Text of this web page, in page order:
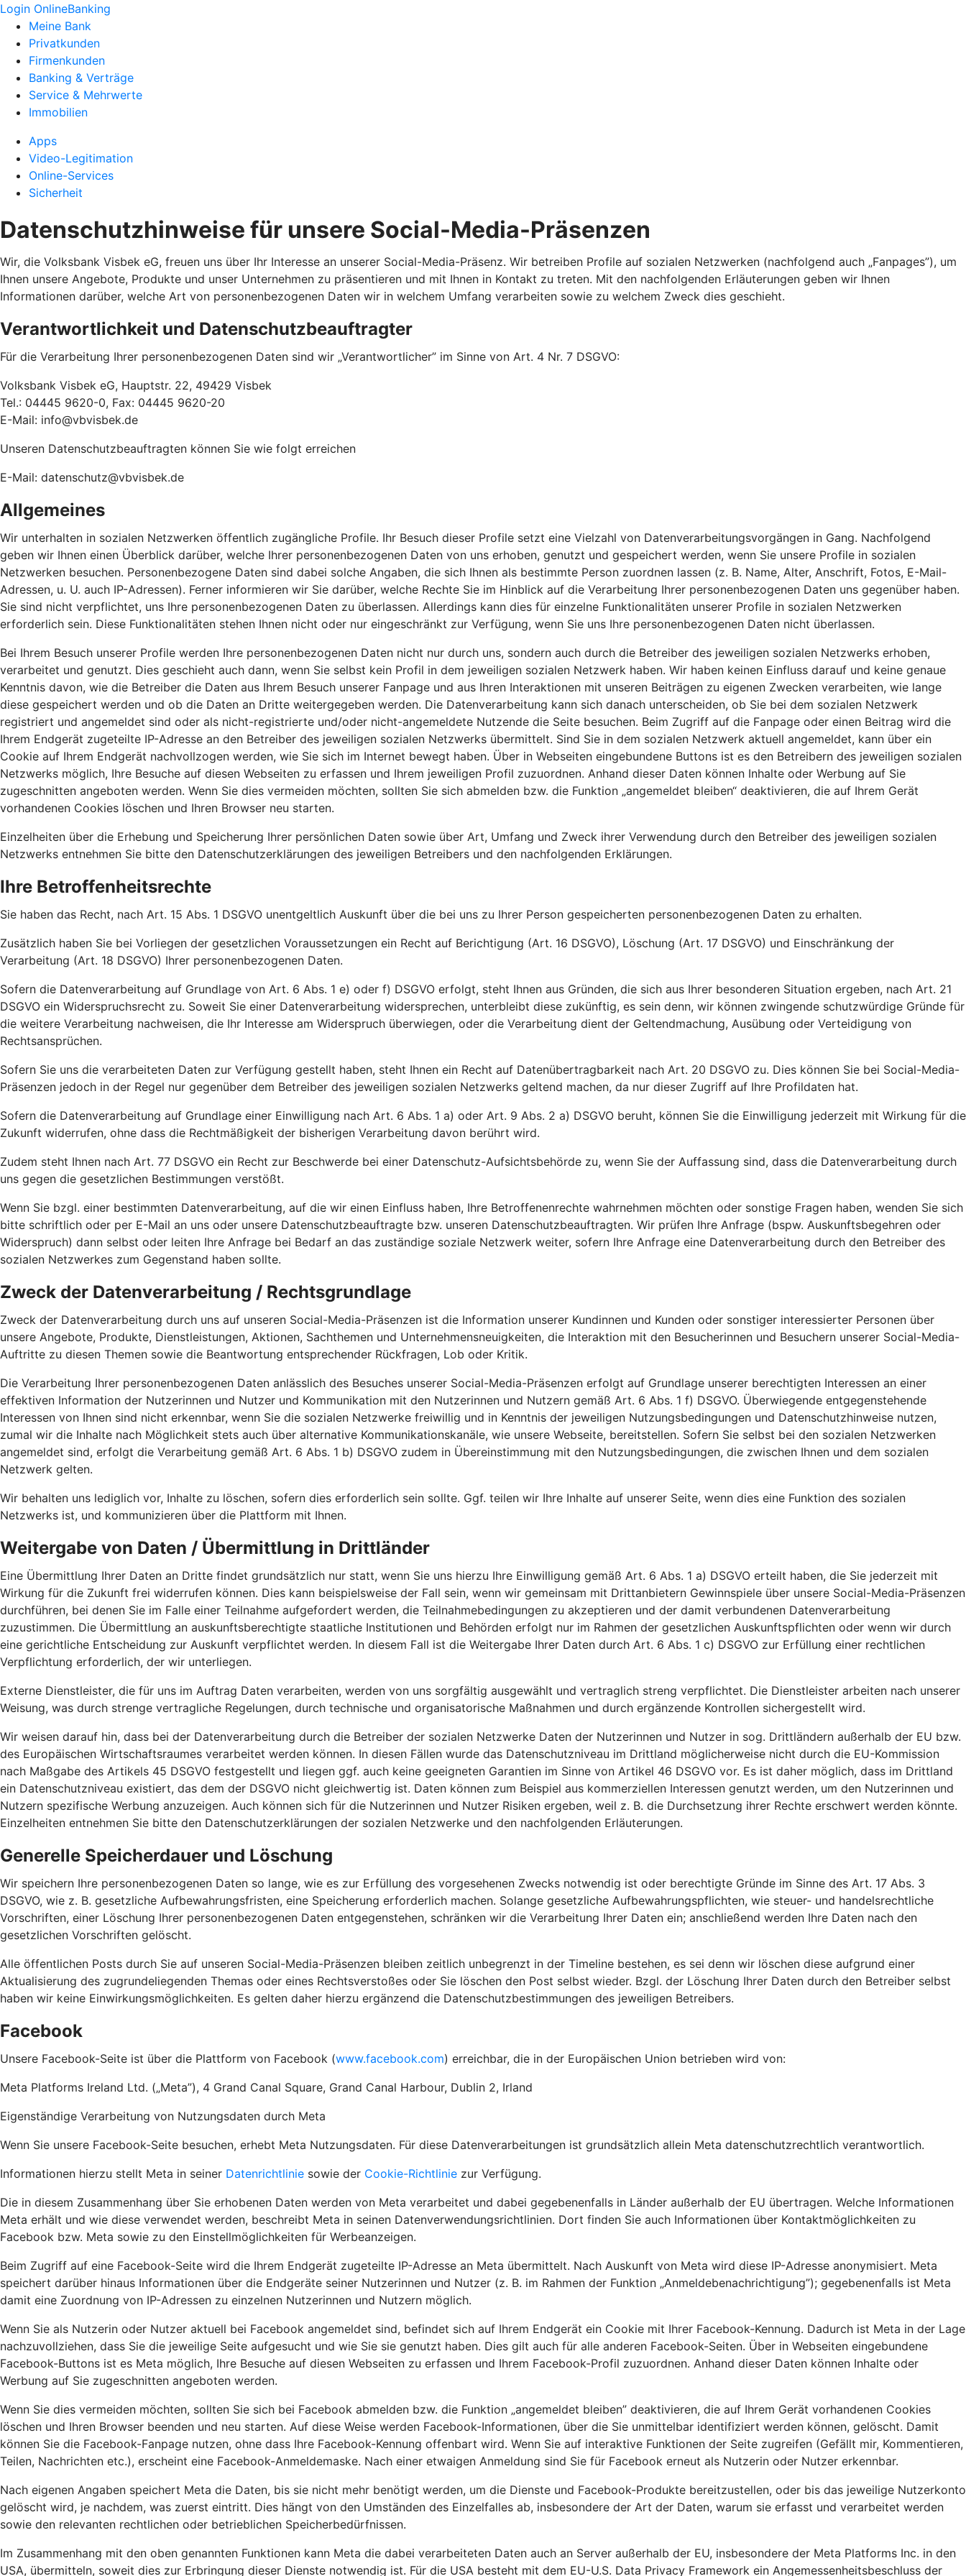
Login OnlineBanking
Meine Bank
Privatkunden
Firmenkunden
Banking & Verträge
Service & Mehrwerte
Immobilien
Apps
Video-Legitimation
Online-Services
Sicherheit
Datenschutzhinweise für unsere Social-Media-Präsenzen
Wir, die Volksbank Visbek eG, freuen uns über Ihr Interesse an unserer Social-Media-Präsenz. Wir betreiben Profile auf sozialen Netzwerken (nachfolgend auch „Fanpages”), um
Ihnen unsere Angebote, Produkte und unser Unternehmen zu präsentieren und mit Ihnen in Kontakt zu treten. Mit den nachfolgenden Erläuterungen geben wir Ihnen
Informationen darüber, welche Art von personenbezogenen Daten wir in welchem Umfang verarbeiten sowie zu welchem Zweck dies geschieht.
Verantwortlichkeit und Datenschutzbeauftragter
Für die Verarbeitung Ihrer personenbezogenen Daten sind wir „Verantwortlicher” im Sinne von Art. 4 Nr. 7 DSGVO:
Volksbank Visbek eG, Hauptstr. 22, 49429 Visbek
Tel.: 04445 9620-0, Fax: 04445 9620-20
E-Mail: info@vbvisbek.de
Unseren Datenschutzbeauftragten können Sie wie folgt erreichen
E-Mail: datenschutz@vbvisbek.de
Allgemeines
Wir unterhalten in sozialen Netzwerken öffentlich zugängliche Profile. Ihr Besuch dieser Profile setzt eine Vielzahl von Datenverarbeitungsvorgängen in Gang. Nachfolgend
geben wir Ihnen einen Überblick darüber, welche Ihrer personenbezogenen Daten von uns erhoben, genutzt und gespeichert werden, wenn Sie unsere Profile in sozialen
Netzwerken besuchen. Personenbezogene Daten sind dabei solche Angaben, die sich Ihnen als bestimmte Person zuordnen lassen (z. B. Name, Alter, Anschrift, Fotos, E-Mail-
Adressen, u. U. auch IP-Adressen). Ferner informieren wir Sie darüber, welche Rechte Sie im Hinblick auf die Verarbeitung Ihrer personenbezogenen Daten uns gegenüber haben.
Sie sind nicht verpflichtet, uns Ihre personenbezogenen Daten zu überlassen. Allerdings kann dies für einzelne Funktionalitäten unserer Profile in sozialen Netzwerken
erforderlich sein. Diese Funktionalitäten stehen Ihnen nicht oder nur eingeschränkt zur Verfügung, wenn Sie uns Ihre personenbezogenen Daten nicht überlassen.
Bei Ihrem Besuch unserer Profile werden Ihre personenbezogenen Daten nicht nur durch uns, sondern auch durch die Betreiber des jeweiligen sozialen Netzwerks erhoben,
verarbeitet und genutzt. Dies geschieht auch dann, wenn Sie selbst kein Profil in dem jeweiligen sozialen Netzwerk haben. Wir haben keinen Einfluss darauf und keine genaue
Kenntnis davon, wie die Betreiber die Daten aus Ihrem Besuch unserer Fanpage und aus Ihren Interaktionen mit unseren Beiträgen zu eigenen Zwecken verarbeiten, wie lange
diese gespeichert werden und ob die Daten an Dritte weitergegeben werden. Die Datenverarbeitung kann sich danach unterscheiden, ob Sie bei dem sozialen Netzwerk
registriert und angemeldet sind oder als nicht-registrierte und/oder nicht-angemeldete Nutzende die Seite besuchen. Beim Zugriff auf die Fanpage oder einen Beitrag wird die
Ihrem Endgerät zugeteilte IP-Adresse an den Betreiber des jeweiligen sozialen Netzwerks übermittelt. Sind Sie in dem sozialen Netzwerk aktuell angemeldet, kann über ein
Cookie auf Ihrem Endgerät nachvollzogen werden, wie Sie sich im Internet bewegt haben. Über in Webseiten eingebundene Buttons ist es den Betreibern des jeweiligen sozialen
Netzwerks möglich, Ihre Besuche auf diesen Webseiten zu erfassen und Ihrem jeweiligen Profil zuzuordnen. Anhand dieser Daten können Inhalte oder Werbung auf Sie
zugeschnitten angeboten werden. Wenn Sie dies vermeiden möchten, sollten Sie sich abmelden bzw. die Funktion „angemeldet bleiben“ deaktivieren, die auf Ihrem Gerät
vorhandenen Cookies löschen und Ihren Browser neu starten.
Einzelheiten über die Erhebung und Speicherung Ihrer persönlichen Daten sowie über Art, Umfang und Zweck ihrer Verwendung durch den Betreiber des jeweiligen sozialen
Netzwerks entnehmen Sie bitte den Datenschutzerklärungen des jeweiligen Betreibers und den nachfolgenden Erklärungen.
Ihre Betroffenheitsrechte
Sie haben das Recht, nach Art. 15 Abs. 1 DSGVO unentgeltlich Auskunft über die bei uns zu Ihrer Person gespeicherten personenbezogenen Daten zu erhalten.
Zusätzlich haben Sie bei Vorliegen der gesetzlichen Voraussetzungen ein Recht auf Berichtigung (Art. 16 DSGVO), Löschung (Art. 17 DSGVO) und Einschränkung der
Verarbeitung (Art. 18 DSGVO) Ihrer personenbezogenen Daten.
Sofern die Datenverarbeitung auf Grundlage von Art. 6 Abs. 1 e) oder f) DSGVO erfolgt, steht Ihnen aus Gründen, die sich aus Ihrer besonderen Situation ergeben, nach Art. 21
DSGVO ein Widerspruchsrecht zu. Soweit Sie einer Datenverarbeitung widersprechen, unterbleibt diese zukünftig, es sein denn, wir können zwingende schutzwürdige Gründe für
die weitere Verarbeitung nachweisen, die Ihr Interesse am Widerspruch überwiegen, oder die Verarbeitung dient der Geltendmachung, Ausübung oder Verteidigung von
Rechtsansprüchen.
Sofern Sie uns die verarbeiteten Daten zur Verfügung gestellt haben, steht Ihnen ein Recht auf Datenübertragbarkeit nach Art. 20 DSGVO zu. Dies können Sie bei Social-Media-
Präsenzen jedoch in der Regel nur gegenüber dem Betreiber des jeweiligen sozialen Netzwerks geltend machen, da nur dieser Zugriff auf Ihre Profildaten hat.
Sofern die Datenverarbeitung auf Grundlage einer Einwilligung nach Art. 6 Abs. 1 a) oder Art. 9 Abs. 2 a) DSGVO beruht, können Sie die Einwilligung jederzeit mit Wirkung für die
Zukunft widerrufen, ohne dass die Rechtmäßigkeit der bisherigen Verarbeitung davon berührt wird.
Zudem steht Ihnen nach Art. 77 DSGVO ein Recht zur Beschwerde bei einer Datenschutz-Aufsichtsbehörde zu, wenn Sie der Auffassung sind, dass die Datenverarbeitung durch
uns gegen die gesetzlichen Bestimmungen verstößt.
Wenn Sie bzgl. einer bestimmten Datenverarbeitung, auf die wir einen Einfluss haben, Ihre Betroffenenrechte wahrnehmen möchten oder sonstige Fragen haben, wenden Sie sich
bitte schriftlich oder per E-Mail an uns oder unsere Datenschutzbeauftragte bzw. unseren Datenschutzbeauftragten. Wir prüfen Ihre Anfrage (bspw. Auskunftsbegehren oder
Widerspruch) dann selbst oder leiten Ihre Anfrage bei Bedarf an das zuständige soziale Netzwerk weiter, sofern Ihre Anfrage eine Datenverarbeitung durch den Betreiber des
sozialen Netzwerkes zum Gegenstand haben sollte.
Zweck der Datenverarbeitung / Rechtsgrundlage
Zweck der Datenverarbeitung durch uns auf unseren Social-Media-Präsenzen ist die Information unserer Kundinnen und Kunden oder sonstiger interessierter Personen über
unsere Angebote, Produkte, Dienstleistungen, Aktionen, Sachthemen und Unternehmensneuigkeiten, die Interaktion mit den Besucherinnen und Besuchern unserer Social-Media-
Auftritte zu diesen Themen sowie die Beantwortung entsprechender Rückfragen, Lob oder Kritik.
Die Verarbeitung Ihrer personenbezogenen Daten anlässlich des Besuches unserer Social-Media-Präsenzen erfolgt auf Grundlage unserer berechtigten Interessen an einer
effektiven Information der Nutzerinnen und Nutzer und Kommunikation mit den Nutzerinnen und Nutzern gemäß Art. 6 Abs. 1 f) DSGVO. Überwiegende entgegenstehende
Interessen von Ihnen sind nicht erkennbar, wenn Sie die sozialen Netzwerke freiwillig und in Kenntnis der jeweiligen Nutzungsbedingungen und Datenschutzhinweise nutzen,
zumal wir die Inhalte nach Möglichkeit stets auch über alternative Kommunikationskanäle, wie unsere Webseite, bereitstellen. Sofern Sie selbst bei den sozialen Netzwerken
angemeldet sind, erfolgt die Verarbeitung gemäß Art. 6 Abs. 1 b) DSGVO zudem in Übereinstimmung mit den Nutzungsbedingungen, die zwischen Ihnen und dem sozialen
Netzwerk gelten.
Wir behalten uns lediglich vor, Inhalte zu löschen, sofern dies erforderlich sein sollte. Ggf. teilen wir Ihre Inhalte auf unserer Seite, wenn dies eine Funktion des sozialen
Netzwerks ist, und kommunizieren über die Plattform mit Ihnen.
Weitergabe von Daten / Übermittlung in Drittländer
Eine Übermittlung Ihrer Daten an Dritte findet grundsätzlich nur statt, wenn Sie uns hierzu Ihre Einwilligung gemäß Art. 6 Abs. 1 a) DSGVO erteilt haben, die Sie jederzeit mit
Wirkung für die Zukunft frei widerrufen können. Dies kann beispielsweise der Fall sein, wenn wir gemeinsam mit Drittanbietern Gewinnspiele über unsere Social-Media-Präsenzen
durchführen, bei denen Sie im Falle einer Teilnahme aufgefordert werden, die Teilnahmebedingungen zu akzeptieren und der damit verbundenen Datenverarbeitung
zuzustimmen. Die Übermittlung an auskunftsberechtigte staatliche Institutionen und Behörden erfolgt nur im Rahmen der gesetzlichen Auskunftspflichten oder wenn wir durch
eine gerichtliche Entscheidung zur Auskunft verpflichtet werden. In diesem Fall ist die Weitergabe Ihrer Daten durch Art. 6 Abs. 1 c) DSGVO zur Erfüllung einer rechtlichen
Verpflichtung erforderlich, der wir unterliegen.
Externe Dienstleister, die für uns im Auftrag Daten verarbeiten, werden von uns sorgfältig ausgewählt und vertraglich streng verpflichtet. Die Dienstleister arbeiten nach unserer
Weisung, was durch strenge vertragliche Regelungen, durch technische und organisatorische Maßnahmen und durch ergänzende Kontrollen sichergestellt wird.
Wir weisen darauf hin, dass bei der Datenverarbeitung durch die Betreiber der sozialen Netzwerke Daten der Nutzerinnen und Nutzer in sog. Drittländern außerhalb der EU bzw.
des Europäischen Wirtschaftsraumes verarbeitet werden können. In diesen Fällen wurde das Datenschutzniveau im Drittland möglicherweise nicht durch die EU-Kommission
nach Maßgabe des Artikels 45 DSGVO festgestellt und liegen ggf. auch keine geeigneten Garantien im Sinne von Artikel 46 DSGVO vor. Es ist daher möglich, dass im Drittland
ein Datenschutzniveau existiert, das dem der DSGVO nicht gleichwertig ist. Daten können zum Beispiel aus kommerziellen Interessen genutzt werden, um den Nutzerinnen und
Nutzern spezifische Werbung anzuzeigen. Auch können sich für die Nutzerinnen und Nutzer Risiken ergeben, weil z. B. die Durchsetzung ihrer Rechte erschwert werden könnte.
Einzelheiten entnehmen Sie bitte den Datenschutzerklärungen der sozialen Netzwerke und den nachfolgenden Erläuterungen.
Generelle Speicherdauer und Löschung
Wir speichern Ihre personenbezogenen Daten so lange, wie es zur Erfüllung des vorgesehenen Zwecks notwendig ist oder berechtigte Gründe im Sinne des Art. 17 Abs. 3
DSGVO, wie z. B. gesetzliche Aufbewahrungsfristen, eine Speicherung erforderlich machen. Solange gesetzliche Aufbewahrungspflichten, wie steuer- und handelsrechtliche
Vorschriften, einer Löschung Ihrer personenbezogenen Daten entgegenstehen, schränken wir die Verarbeitung Ihrer Daten ein; anschließend werden Ihre Daten nach den
gesetzlichen Vorschriften gelöscht.
Alle öffentlichen Posts durch Sie auf unseren Social-Media-Präsenzen bleiben zeitlich unbegrenzt in der Timeline bestehen, es sei denn wir löschen diese aufgrund einer
Aktualisierung des zugrundeliegenden Themas oder eines Rechtsverstoßes oder Sie löschen den Post selbst wieder. Bzgl. der Löschung Ihrer Daten durch den Betreiber selbst
haben wir keine Einwirkungsmöglichkeiten. Es gelten daher hierzu ergänzend die Datenschutzbestimmungen des jeweiligen Betreibers.
Facebook
Unsere Facebook-Seite ist über die Plattform von Facebook (www.facebook.com) erreichbar, die in der Europäischen Union betrieben wird von:
Meta Platforms Ireland Ltd. („Meta”), 4 Grand Canal Square, Grand Canal Harbour, Dublin 2, Irland
Eigenständige Verarbeitung von Nutzungsdaten durch Meta
Wenn Sie unsere Facebook-Seite besuchen, erhebt Meta Nutzungsdaten. Für diese Datenverarbeitungen ist grundsätzlich allein Meta datenschutzrechtlich verantwortlich.
Informationen hierzu stellt Meta in seiner Datenrichtlinie sowie der Cookie-Richtlinie zur Verfügung.
Die in diesem Zusammenhang über Sie erhobenen Daten werden von Meta verarbeitet und dabei gegebenenfalls in Länder außerhalb der EU übertragen. Welche Informationen
Meta erhält und wie diese verwendet werden, beschreibt Meta in seinen Datenverwendungsrichtlinien. Dort finden Sie auch Informationen über Kontaktmöglichkeiten zu
Facebook bzw. Meta sowie zu den Einstellmöglichkeiten für Werbeanzeigen.
Beim Zugriff auf eine Facebook-Seite wird die Ihrem Endgerät zugeteilte IP-Adresse an Meta übermittelt. Nach Auskunft von Meta wird diese IP-Adresse anonymisiert. Meta
speichert darüber hinaus Informationen über die Endgeräte seiner Nutzerinnen und Nutzer (z. B. im Rahmen der Funktion „Anmeldebenachrichtigung”); gegebenenfalls ist Meta
damit eine Zuordnung von IP-Adressen zu einzelnen Nutzerinnen und Nutzern möglich.
Wenn Sie als Nutzerin oder Nutzer aktuell bei Facebook angemeldet sind, befindet sich auf Ihrem Endgerät ein Cookie mit Ihrer Facebook-Kennung. Dadurch ist Meta in der Lage
nachzuvollziehen, dass Sie die jeweilige Seite aufgesucht und wie Sie sie genutzt haben. Dies gilt auch für alle anderen Facebook-Seiten. Über in Webseiten eingebundene
Facebook-Buttons ist es Meta möglich, Ihre Besuche auf diesen Webseiten zu erfassen und Ihrem Facebook-Profil zuzuordnen. Anhand dieser Daten können Inhalte oder
Werbung auf Sie zugeschnitten angeboten werden.
Wenn Sie dies vermeiden möchten, sollten Sie sich bei Facebook abmelden bzw. die Funktion „angemeldet bleiben” deaktivieren, die auf Ihrem Gerät vorhandenen Cookies
löschen und Ihren Browser beenden und neu starten. Auf diese Weise werden Facebook-Informationen, über die Sie unmittelbar identifiziert werden können, gelöscht. Damit
können Sie die Facebook-Fanpage nutzen, ohne dass Ihre Facebook-Kennung offenbart wird. Wenn Sie auf interaktive Funktionen der Seite zugreifen (Gefällt mir, Kommentieren,
Teilen, Nachrichten etc.), erscheint eine Facebook-Anmeldemaske. Nach einer etwaigen Anmeldung sind Sie für Facebook erneut als Nutzerin oder Nutzer erkennbar.
Nach eigenen Angaben speichert Meta die Daten, bis sie nicht mehr benötigt werden, um die Dienste und Facebook-Produkte bereitzustellen, oder bis das jeweilige Nutzerkonto
gelöscht wird, je nachdem, was zuerst eintritt. Dies hängt von den Umständen des Einzelfalles ab, insbesondere der Art der Daten, warum sie erfasst und verarbeitet werden
sowie den relevanten rechtlichen oder betrieblichen Speicherbedürfnissen.
Im Zusammenhang mit den oben genannten Funktionen kann Meta die dabei verarbeiteten Daten auch an Server außerhalb der EU, insbesondere der Meta Platforms Inc. in den
USA, übermitteln, soweit dies zur Erbringung dieser Dienste notwendig ist. Für die USA besteht mit dem EU-U.S. Data Privacy Framework ein Angemessenheitsbeschluss der